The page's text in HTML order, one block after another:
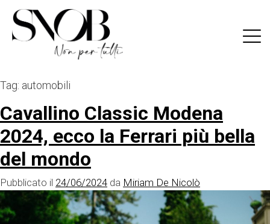
content
Tag: automobili
Cavallino Classic Modena
2024, ecco la Ferrari più bella
del mondo
Pubblicato il 24/06/2024 da Miriam De Nicolò